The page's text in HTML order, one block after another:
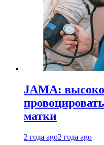
JAMA:
матки
2 года ago2 года ago